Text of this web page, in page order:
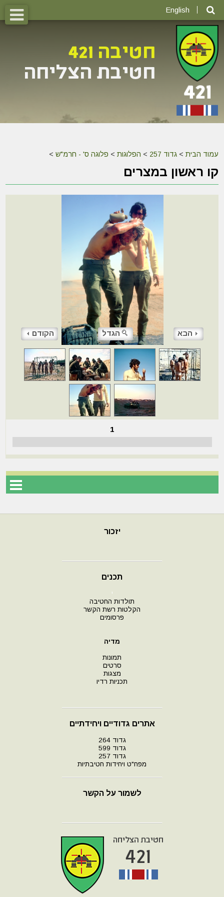
English
עמוד הבית >גדוד 257 > הפלוגות > פלוגה ס' - חרמ"ש >
קו ראשון במצרים
הקודם הגדל הבא
1
יזכור
תכנים
י
תולדות החטיבה
הקלטות רשת הקשר
פרסומים
מדיה
תמונות
סרטים
מצגות
תכניות רדיו
אתרים גדודיים ויחידתיים
גדוד 264
גדוד 599
גדוד 257
מפח"ט ויחידות חטיבתיות
לשמור על הקשר